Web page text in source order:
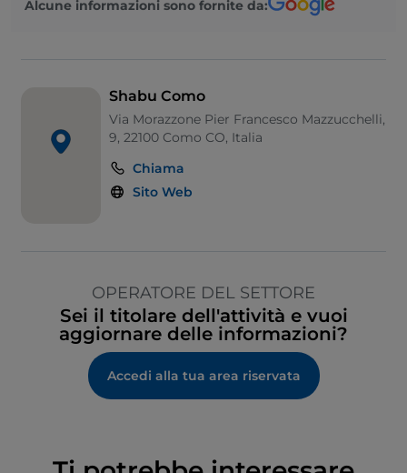
Alcune informazioni sono fornite da:
Shabu Como
Via Morazzone Pier Francesco Mazzucchelli,
9, 22100 Como CO, Italia
Chiama
Sito Web
OPERATORE DEL SETTORE
Sei il titolare dell'attività e vuoi
aggiornare delle informazioni?
Accedi alla tua area riservata